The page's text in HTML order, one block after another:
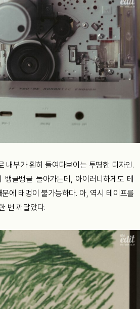
내부가 훤히 들여다보이는 투명한 디자인.
뱅글뱅글 돌아가는데, 아이러니하게도 테
에 태멍이 불가능하다. 아, 역시 테이프를
번 깨달았다.